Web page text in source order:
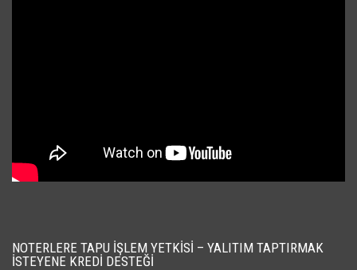
NOTERLERE TAPU İŞLEM YETKISI – YALITIM TAPTIRMAK
İSTEYENE KREDI DESTEĞI